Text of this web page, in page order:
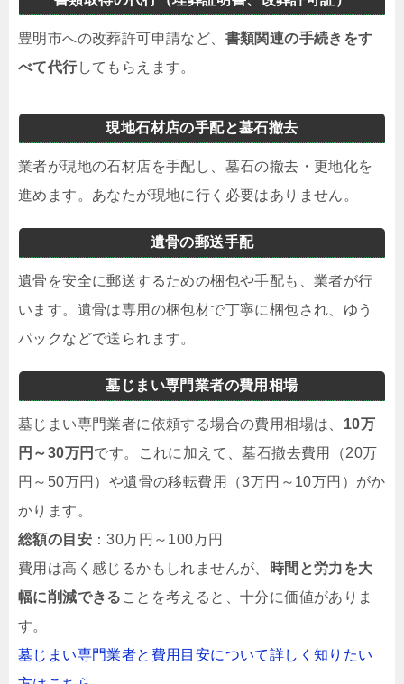
豊明市への改葬許可申請など、 書類関連の手続きをす
べて代行してもらえます。
現地石材店の手配と墓石撤去
業者が現地の石材店を手配し、墓石の撤去・更地化を
進めます。あなたが現地に行く必要はありません。
遺骨の郵送手配
遺骨を安全に郵送するための梱包や手配も、業者が行
います。遺骨は専用の梱包材で丁寧に梱包され、ゆう
パックなどで送られます。
墓じまい専門業者の費用相場
墓じまい専門業者に依頼する場合の費用相場は、 10万
円～30万円 です。これに加えて、墓石撤去費用（20万
円～50万円）や遺骨の移転費用（3万円～10万円）がか
かります。
総額の目安 ：30万円～100万円
費用は高く感じるかもしれませんが、
時間と労力を大
幅に削減できる ことを考えると、十分に価値がありま
す。
墓じまい専門業者と費用目安について詳しく知りたい